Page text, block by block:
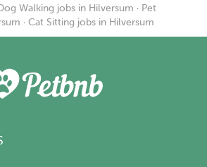
Walking jobs in Hilversum · Pet
· Cat Sitting jobs in Hilversum